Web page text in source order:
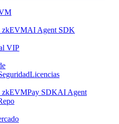
zkEVMAI Agent SDK
VIP
Licencias
zkEVMPay SDKAI Agent